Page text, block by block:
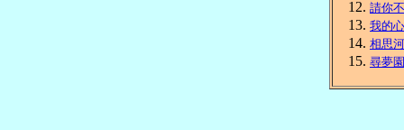
請你
我的
相思
尋夢園